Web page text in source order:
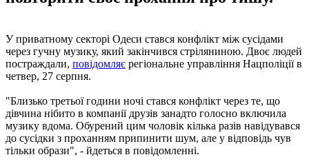
У приватному секторі Одеси стався конфлікт між сусідами
через гучну музику, який закінчився стріляниною. Двоє людей
постраждали, повідомляє регіональне управління Нацполіції в
четвер, 27 серпня.
"Близько третьої години ночі стався конфлікт через те, що
дівчина нібито в компанії друзів занадто голосно включила
музику вдома. Обурений цим чоловік кілька разів навідувався
до сусідки з проханням припинити шум, але у відповідь чув
тільки образи", - йдеться в повідомленні.